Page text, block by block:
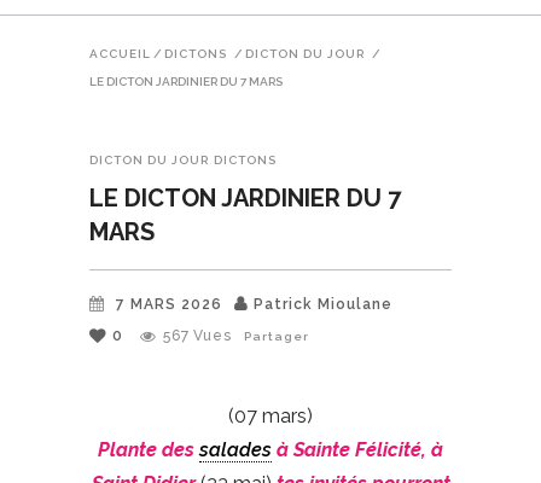
ACCUEIL / DICTONS / DICTON DU JOUR /
LE DICTON JARDINIER DU 7 MARS
DICTON DU JOUR DICTONS
LE DICTON JARDINIER DU 7
MARS
7 MARS 2026
Patrick Mioulane
0
567 Vues Partager
(07 mars)
Plante dessalades à Sainte Félicité, à